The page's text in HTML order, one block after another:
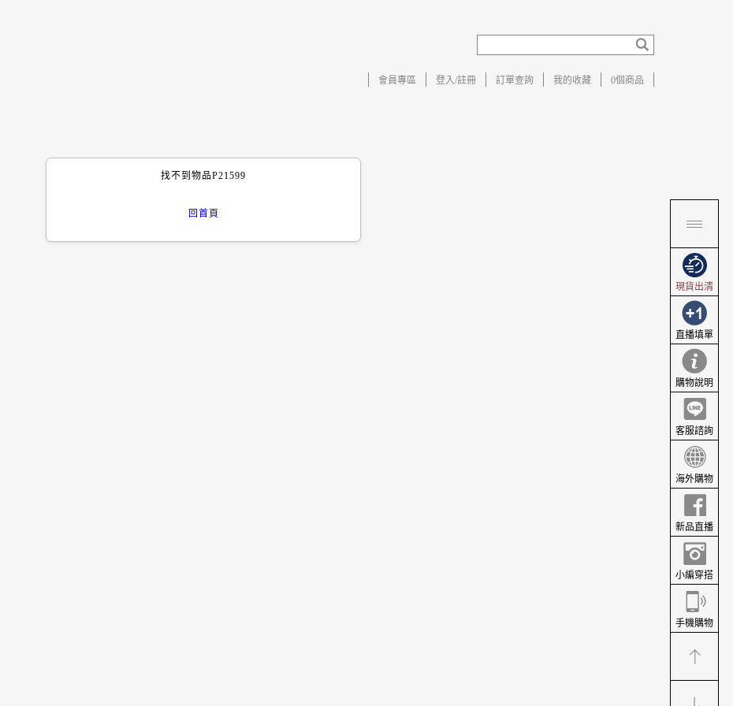
會員專區 登入/註冊 訂單查詢 我的收藏 0個商品
現貨出清
直播填單
購物說明
客服諮詢
海外購物
新品直播
小編穿搭
手機購物
找不到物品P21599
回首頁